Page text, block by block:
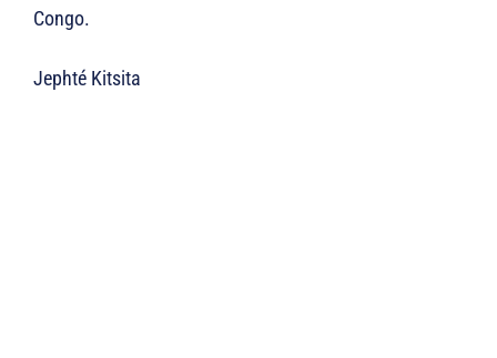
Congo.
Jephté Kitsita